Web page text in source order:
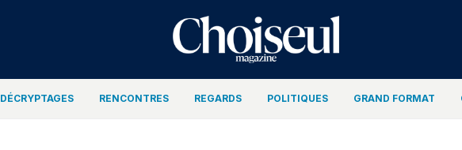
DÉCRYPTAGES RENCONTRES REGARDS POLITIQUES GRAND FORMAT